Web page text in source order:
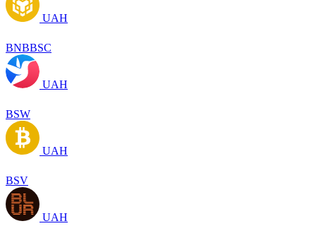
UAH
BNBBSC
UAH
BSW
UAH
BSV
UAH